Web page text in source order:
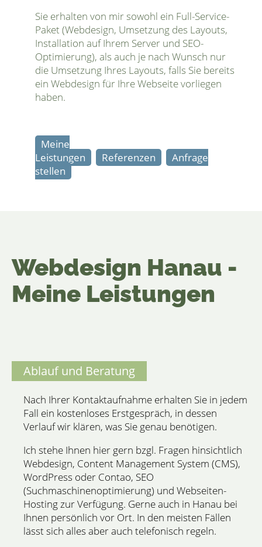
Sie erhalten von mir sowohl ein Full-Service-
Paket (Webdesign, Umsetzung des Layouts,
Installation auf Ihrem Server und SEO-
Optimierung), als auch je nach Wunsch nur
die Umsetzung Ihres Layouts, falls Sie bereits
ein Webdesign für Ihre Webseite vorliegen
haben.
Meine
Leistungen
Referenzen
Anfrage
stellen
Webdesign Hanau -
Meine Leistungen
Ablauf und Beratung
Nach Ihrer Kontaktaufnahme erhalten Sie in jedem
Fall ein kostenloses Erstgespräch, in dessen
Verlauf wir klären, was Sie genau benötigen.
Ich stehe Ihnen hier gern bzgl. Fragen hinsichtlich
Webdesign, Content Management System (CMS),
WordPress oder Contao, SEO
(Suchmaschinenoptimierung) und Webseiten-
Hosting zur Verfügung. Gerne auch in Hanau bei
Ihnen persönlich vor Ort. In den meisten Fällen
lässt sich alles aber auch telefonisch regeln.